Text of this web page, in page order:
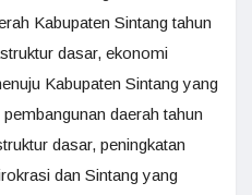
Kabupaten Sintang tahun
dasar, ekonomi
Kabupaten Sintang yang
daerah tahun
dasar, peningkatan
dan Sintang yang